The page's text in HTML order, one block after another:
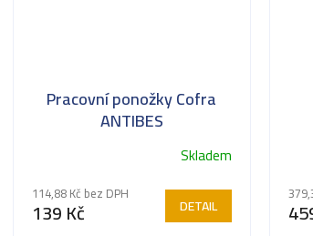
Pracovní ponožky Cofra
ANTIBES
Skladem
114,88 Kč bez DPH
139 Kč DETAIL